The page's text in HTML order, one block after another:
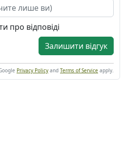
про відповіді
Залишити відгук
Privacy Policy and Terms of Service apply.